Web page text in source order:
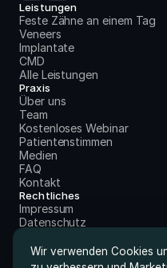
Leistungen
Feste Zähne an einem Tag
Veneers
Implantate
CMD
Alle Leistungen
Praxis
Über uns
Team
Kostenloses Webinar
Patientenstimmen
Medien
FAQ
Kontakt
Rechtliches
Impressum
Datenschutz
Wir verwenden Cookies